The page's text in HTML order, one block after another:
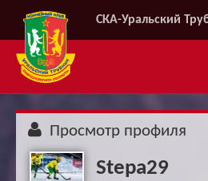
СКА-Уральский
Просмотр профиля
Stepa29